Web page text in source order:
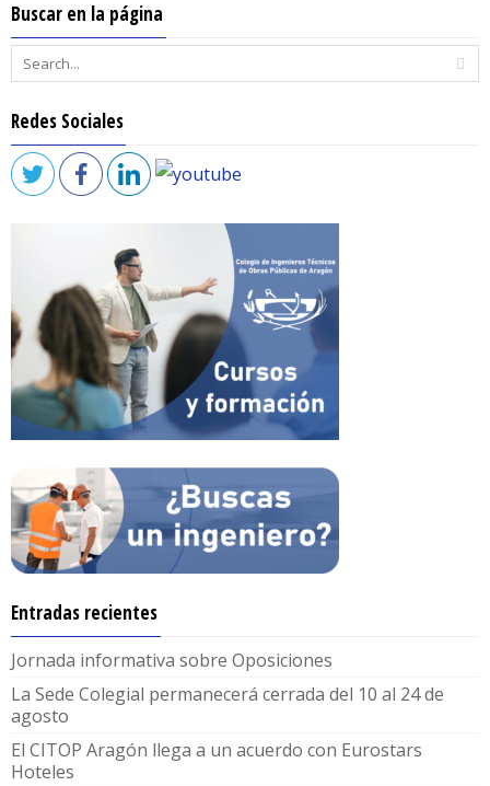
Buscar en la página
Redes Sociales
Entradas recientes
Jornada informativa sobre Oposiciones
La Sede Colegial permanecerá cerrada del 10 al 24 de
agosto
El CITOP Aragón llega a un acuerdo con Eurostars
Hoteles